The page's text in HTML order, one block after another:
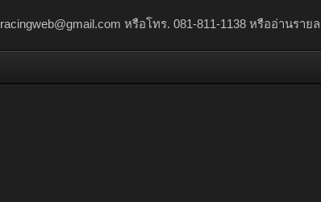
racingweb@gmail.com หรือโทร. 081-811-1138 หรืออ่านราย